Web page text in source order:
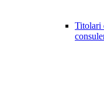
Titolari